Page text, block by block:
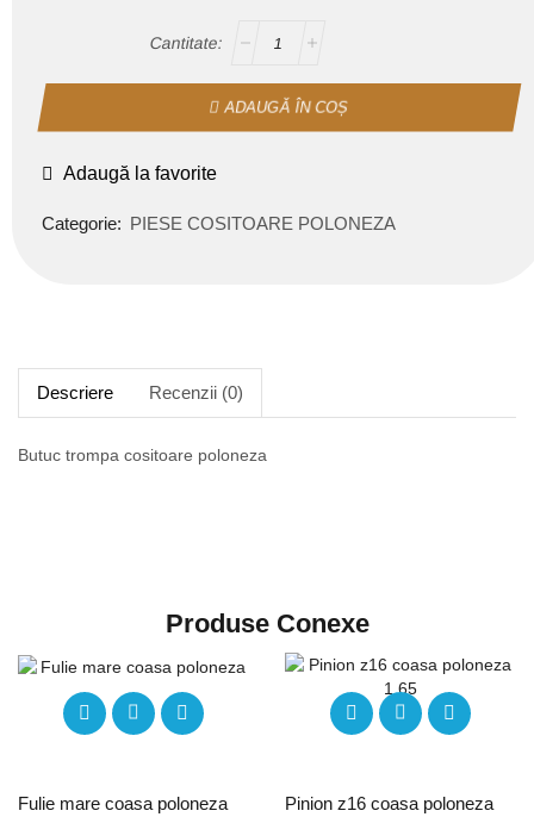
ADAUGĂ ÎN COȘ
Adaugă la favorite
Categorie: PIESE COSITOARE POLONEZA
Descriere Recenzii (0)
Butuc trompa cositoare poloneza
Produse Conexe
Fulie mare coasa poloneza
Pinion z16 coasa poloneza